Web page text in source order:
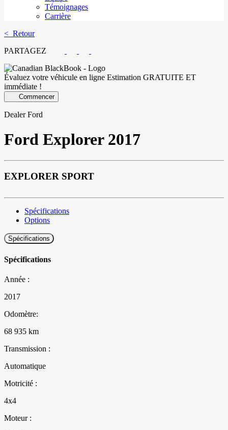
Témoignages
Carrière
< Retour
PARTAGEZ
Évaluez votre véhicule en ligne Estimation GRATUITE ET
immédiate !
Commencer
Dealer Ford
Ford Explorer 2017
EXPLORER SPORT
Spécifications
Options
Spécifications
Spécifications
Année :
2017
Odomètre:
68 935 km
Transmission :
Automatique
Motricité :
4x4
Moteur :